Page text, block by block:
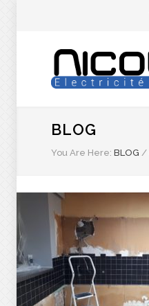
BLOG
You Are Here: BLOG /